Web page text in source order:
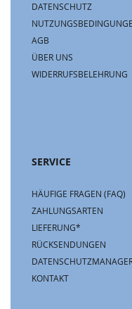
DATENSCHUTZ
AGB
ÜBER UNS
WIDERRUFSBELEHRUNG
SERVICE
HÄUFIGE FRAGEN (FAQ)
ZAHLUNGSARTEN
LIEFERUNG*
RÜCKSENDUNGEN
KONTAKT